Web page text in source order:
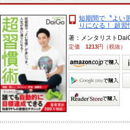
短期間で〝よい
りになる！ 超習
著：メンタリスト
定価1213円（税抜）